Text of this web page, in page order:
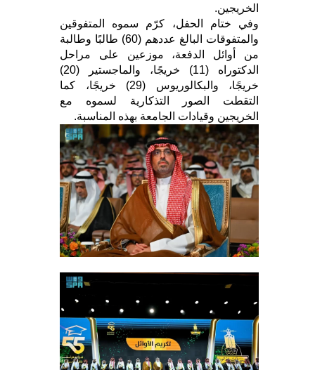
الخريجين.
وفي ختام الحفل، كرّم سموه المتفوقين
والمتفوقات البالغ عددهم (60) طالبًا وطالبة
من أوائل الدفعة، موزعين على مراحل
الدكتوراه (11) خريجًا، والماجستير (20)
خريجًا، والبكالوريوس (29) خريجًا، كما
التقطت الصور التذكارية لسموه مع
الخريجين وقيادات الجامعة بهذه المناسبة.